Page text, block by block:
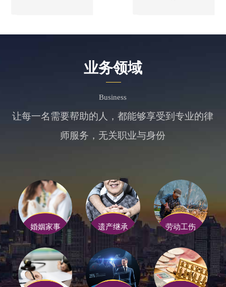
业务领域
Business
让每一名需要帮助的人，都能够享受到专业的律
师服务，无关职业与身份
婚姻家事 遗产继承 劳动工伤